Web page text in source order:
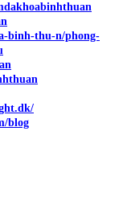
binh-thu-n/phong-
blog